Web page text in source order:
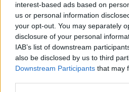
interest-based ads based on
us or personal information
your opt-out. You may separately
disclosure of your personal
IAB’s list of downstream
also be disclosed by us to third
Downstream Participants that may
Ακολουθήστε το στο
πρώτοι όλες τις ειδήσεις
Δείτε όλες τις τελευταίεςΕιδήσεις
στο